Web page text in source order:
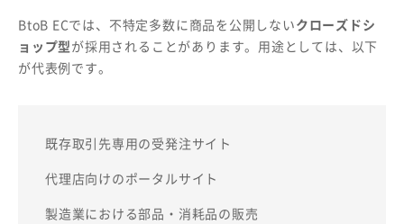
BtoB ECでは、不特定多数に商品を公開しないクローズドシ
ョップ型が採用されることがあります。用途としては、以下
が代表例です。
既存取引先専用の受発注サイト
代理店向けのポータルサイト
製造業における部品・消耗品の販売